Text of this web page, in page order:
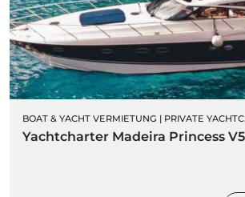
BOAT & YACHT VERMIETUNG | PRIVATE
Yachtcharter Madeira Princess